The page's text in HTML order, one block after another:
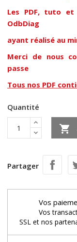
Les PDF, tuto et
OdbDiag
ayant réalisé au
Merci de nous
passe
Tous nos PDF
Quantité

Partager
Vos
Vos
SSL et nos